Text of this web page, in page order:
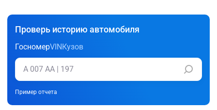
Проверь историю автомобиля
ГосномерVINКузов
Пример отчета